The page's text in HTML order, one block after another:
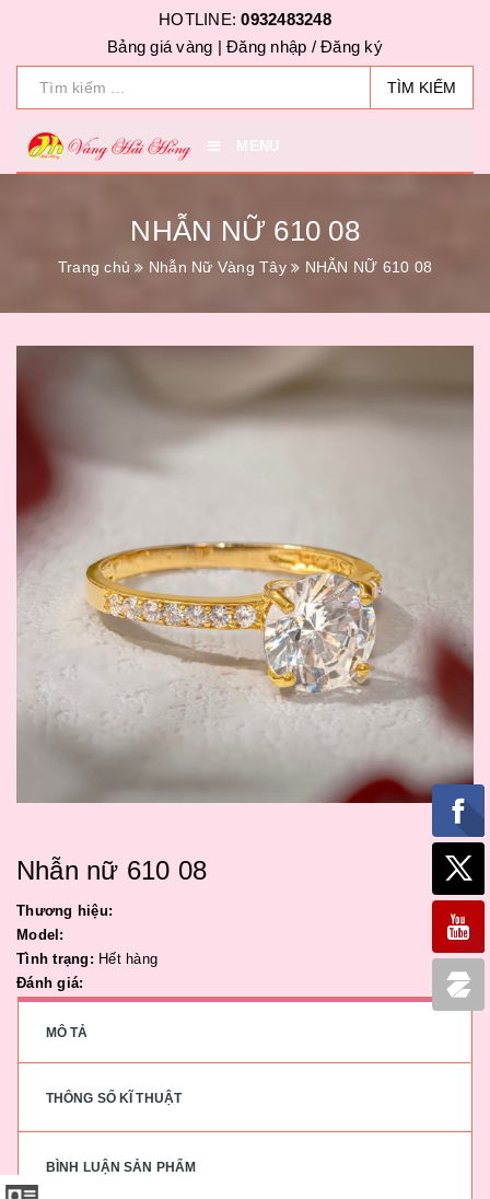
HOTLINE:0932483248
Bảng giá vàng | Đăng nhập / Đăng ký
TÌM KIẾM
MENU
NHẪN NỮ 610 08
Trang chủ Nhẫn Nữ Vàng Tây NHẪN NỮ 610 08
Nhẫn nữ 610 08
Thương hiệu:
Model:
Tình trạng: Hết hàng
Đánh giá:
MÔ TẢ
THÔNG SỐ KĨ THUẬT
BÌNH LUẬN SẢN PHẨM